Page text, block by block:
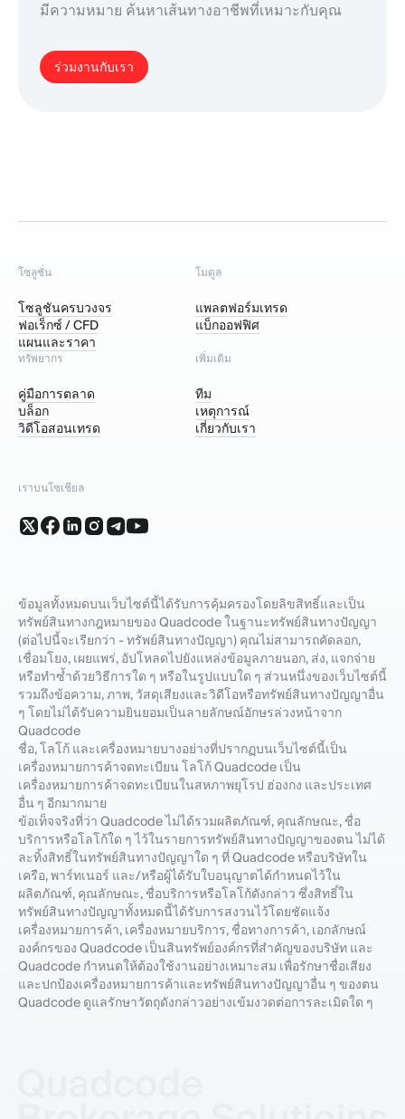
มีความหมาย ค้นหาเส้นทางอาชีพที่เหมาะกับคุณ
ร่วมงานกับเรา
โซลูชั่น
โซลูชันครบวงจร
ฟอเร็กซ์ / CFD
แผนและราคา
โมดูล
แพลตฟอร์มเทรด
แบ็กออฟฟิศ
ทรัพยากร
คู่มือการตลาด
บล็อก
วิดีโอสอนเทรด
เพิ่มเติม
ทีม
เหตุการณ์
เกี่ยวกับเรา
เราบนโซเชียล
ข้อมูลทั้งหมดบนเว็บไซต์นี้ได้รับการคุ้มครองโดยลิขสิทธิ์และเป็น
ทรัพย์สินทางกฎหมายของ Quadcode ในฐานะทรัพย์สินทางปัญญา
(ต่อไปนี้จะเรียกว่า - ทรัพย์สินทางปัญญา) คุณไม่สามารถคัดลอก,
เชื่อมโยง, เผยแพร่, อัปโหลดไปยังแหล่งข้อมูลภายนอก, ส่ง, แจกจ่าย
หรือทำซ้ำด้วยวิธีการใด ๆ หรือในรูปแบบใด ๆ ส่วนหนึ่งของเว็บไซต์นี้
รวมถึงข้อความ, ภาพ, วัสดุเสียงและวิดีโอหรือทรัพย์สินทางปัญญาอื่น
ๆ โดยไม่ได้รับความยินยอมเป็นลายลักษณ์อักษรล่วงหน้าจาก
Quadcode
ชื่อ, โลโก้ และเครื่องหมายบางอย่างที่ปรากฏบนเว็บไซต์นี้เป็น
เครื่องหมายการค้าจดทะเบียน โลโก้ Quadcode เป็น
เครื่องหมายการค้าจดทะเบียนในสหภาพยุโรป ฮ่องกง และประเทศ
อื่น ๆ อีกมากมาย
ข้อเท็จจริงที่ว่า Quadcode ไม่ได้รวมผลิตภัณฑ์, คุณลักษณะ, ชื่อ
บริการหรือโลโก้ใด ๆ ไว้ในรายการทรัพย์สินทางปัญญาของตน ไม่ได้
ละทิ้งสิทธิ์ในทรัพย์สินทางปัญญาใด ๆ ที่ Quadcode หรือบริษัทใน
เครือ, พาร์ทเนอร์ และ/หรือผู้ได้รับใบอนุญาตได้กำหนดไว้ใน
ผลิตภัณฑ์, คุณลักษณะ, ชื่อบริการหรือโลโก้ดังกล่าว ซึ่งสิทธิ์ใน
ทรัพย์สินทางปัญญาทั้งหมดนี้ได้รับการสงวนไว้โดยชัดแจ้ง
เครื่องหมายการค้า, เครื่องหมายบริการ, ชื่อทางการค้า, เอกลักษณ์
องค์กรของ Quadcode เป็นสินทรัพย์องค์กรที่สำคัญของบริษัท และ
Quadcode กำหนดให้ต้องใช้งานอย่างเหมาะสม เพื่อรักษาชื่อเสียง
และปกป้องเครื่องหมายการค้าและทรัพย์สินทางปัญญาอื่น ๆ ของตน
Quadcode ดูแลรักษาวัตถุดังกล่าวอย่างเข้มงวดต่อการละเมิดใด ๆ